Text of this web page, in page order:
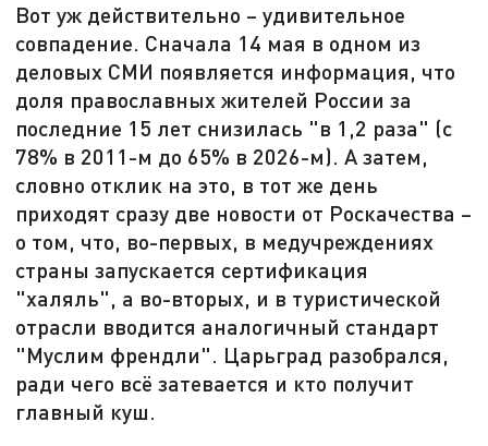
Вот уж действительно – удивительное
совпадение. Сначала 14 мая в одном из
деловых СМИ появляется информация, что
доля православных жителей России за
последние 15 лет снизилась "в 1,2 раза" (с
78% в 2011-м до 65% в 2026-м). А затем,
словно отклик на это, в тот же день
приходят сразу две новости от Роскачества –
о том, что, во-первых, в медучреждениях
страны запускается сертификация
"халяль", а во-вторых, и в туристической
отрасли вводится аналогичный стандарт
"Муслим френдли". Царьград разобрался,
ради чего всё затевается и кто получит
главный куш.